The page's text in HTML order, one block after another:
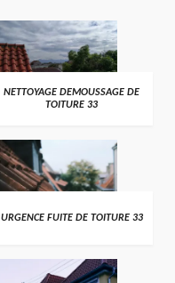
NETTOYAGE DEMOUSSAGE DE
TOITURE 33
URGENCE FUITE DE TOITURE 33